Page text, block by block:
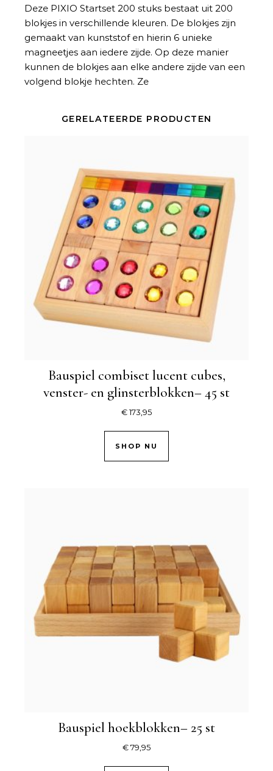
Deze PIXIO Startset 200 stuks bestaat uit 200
blokjes in verschillende kleuren. De blokjes zijn
gemaakt van kunststof en hierin 6 unieke
magneetjes aan iedere zijde. Op deze manier
kunnen de blokjes aan elke andere zijde van een
volgend blokje hechten. Ze
GERELATEERDE PRODUCTEN
Bauspiel combiset lucent cubes,
venster- en glinsterblokken– 45 st
€173,95
SHOP NU
Bauspiel hoekblokken– 25 st
€79,95